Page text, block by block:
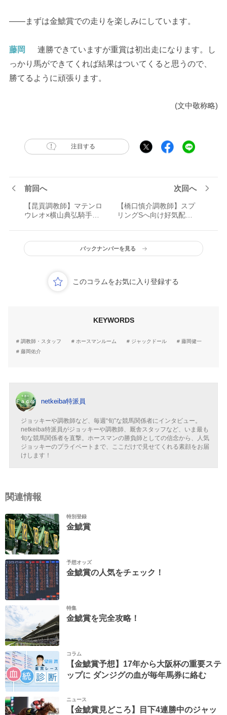
――まずは金鯱賞での走りを楽しみにしています。
藤岡
連勝できていますが重賞は初出走になります。し
っかり馬ができてくれば結果はついてくると思うので、
勝てるように頑張ります。
(文中敬称略)
注目する
前回へ
【昆貢調教師】マテンロ
ウレオ×横山典弘騎手で
ラシック「オーナーのた
め、ノリさんと僕で全力
で」
次回へ
【橋口慎介調教師】スプ
リングSへ向け好気配！
鍵”は…
バックナンバーを見る
このコラムをお気に入り登録する
KEYWORDS
調教師・スタッフ ホースマンルーム ジャックドール
藤岡健一
藤岡佑介
netkeiba特派員
ジョッキーや調教師など、毎週“旬”な競馬関係者にインタビュー。
netkeiba特派員がジョッキーや調教師、厩舎スタッフなど、いま最も
旬な競馬関係者を直撃。ホースマンの勝負師としての信念から、人気
ジョッキーのプライベートまで、ここだけで見せてくれる素顔をお届
けします！
関連情報
特別登録
金鯱賞
予想オッズ
金鯱賞の人気をチェック！
特集
金鯱賞を完全攻略！
コラム
【金鯱賞予想】17年から大阪杯の重要ステ
ップに ダンジグの血が毎年馬券に絡む
ニュース
【金鯱賞見どころ】目下4連勝中のジャッ